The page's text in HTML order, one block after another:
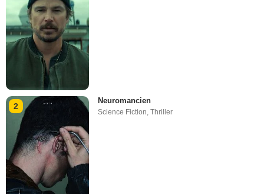
2
Neuromancien
Science Fiction,Thriller